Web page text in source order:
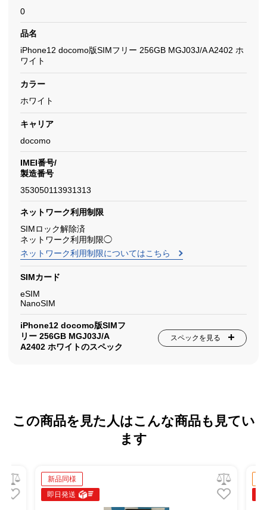
0
品名
iPhone12 docomo版SIMフリー 256GB MGJ03J/A A2402 ホ
ワイト
カラー
ホワイト
キャリア
docomo
IMEI番号/
製造番号
353050113931313
ネットワーク利用制限
SIMロック解除済
ネットワーク利用制限◯
ネットワーク利用制限についてはこちら
SIMカード
eSIM
NanoSIM
iPhone12 docomo版SIMフ
リー 256GB MGJ03J/A
A2402 ホワイトのスペック
スペックを見る
この商品を見た人はこんな商品も見てい
ます
新品同様
即日発送